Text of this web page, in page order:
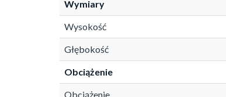
Wymiary
Wysokość
Głębokość
Obciążenie
Obciążenie